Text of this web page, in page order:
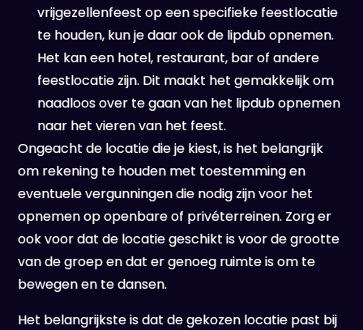
vrijgezellenfeest op een specifieke feestlocatie
te houden, kun je daar ook de lipdub opnemen.
Het kan een hotel, restaurant, bar of andere
feestlocatie zijn. Dit maakt het gemakkelijk om
naadloos over te gaan van het lipdub opnemen
naar het vieren van het feest.
Ongeacht de locatie die je kiest, is het belangrijk
om rekening te houden met toestemming en
eventuele vergunningen die nodig zijn voor het
opnemen op openbare of privéterreinen. Zorg er
ook voor dat de locatie geschikt is voor de grootte
van de groep en dat er genoeg ruimte is om te
bewegen en te dansen.
Het belangrijkste is dat de gekozen locatie past bij